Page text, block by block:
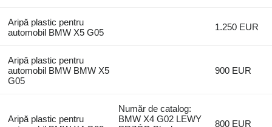
Aripă plastic pentru
automobil BMW X5 G05
1.250 EUR
Aripă plastic pentru
automobil BMW BMW X5
G05
900 EUR
Aripă plastic pentru
Număr de catalog:
BMW X4 G02 LEWY
800 EUR